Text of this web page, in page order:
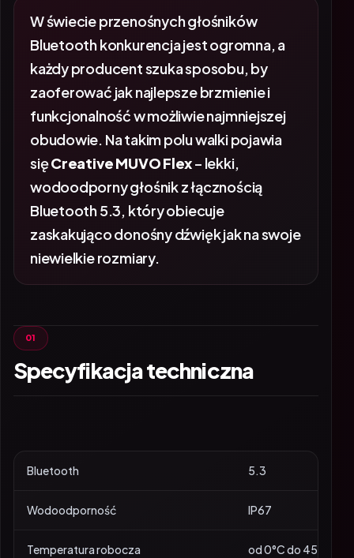
W świecie przenośnych głośników
Bluetooth konkurencja jest ogromna, a
każdy producent szuka sposobu, by
zaoferować jak najlepsze brzmienie i
funkcjonalność w możliwie najmniejszej
obudowie. Na takim polu walki pojawia
sięCreative MUVO Flex– lekki,
wodoodporny głośnik z łącznością
Bluetooth 5.3, który obiecuje
zaskakująco donośny dźwięk jak na swoje
niewielkie rozmiary.
Specyfikacja techniczna
Bluetooth 5.3
Wodoodporność IP67
Temperatura robocza od 0°C do 45°C